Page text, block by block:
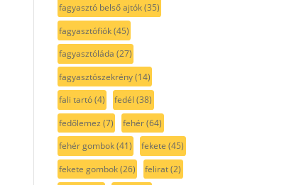
fagyasztó belső ajtók(35)
fagyasztófiók(45)
fagyasztóláda (27)
fagyasztószekrény(14)
fali tartó(4) fedél (38)
fedőlemez (7) fehér(64)
fehér gombok(41) fekete (45)
fekete gombok(26) felirat(2)